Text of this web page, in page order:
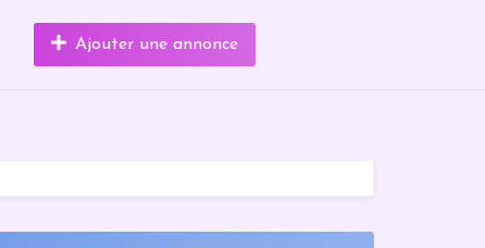
Ajouter une annonce